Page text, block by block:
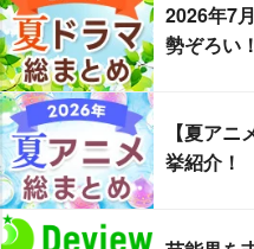
2026年7
勢ぞろい！
【夏ア
挙紹介！